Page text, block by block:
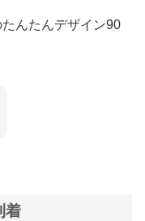
んたんデザイン90
着